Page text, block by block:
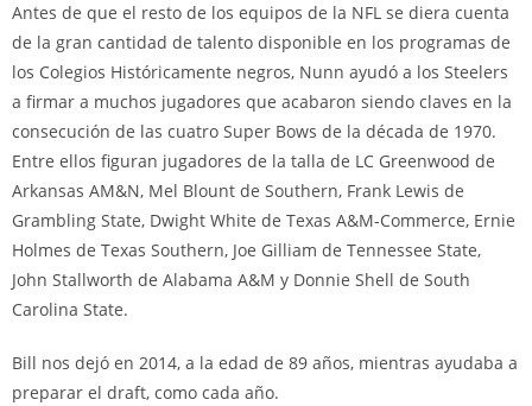
Antes de que el resto de los equipos de la NFL se diera cuenta
de la gran cantidad de talento disponible en los programas de
los Colegios Históricamente negros, Nunn ayudó a los Steelers
a firmar a muchos jugadores que acabaron siendo claves en la
consecución de las cuatro Super Bows de la década de 1970.
Entre ellos figuran jugadores de la talla de LC Greenwood de
Arkansas AM&N, Mel Blount de Southern, Frank Lewis de
Grambling State, Dwight White de Texas A&M-Commerce, Ernie
Holmes de Texas Southern, Joe Gilliam de Tennessee State,
John Stallworth de Alabama A&M y Donnie Shell de South
Carolina State.
Bill nos dejó en 2014, a la edad de 89 años, mientras ayudaba a
preparar el draft, como cada año.